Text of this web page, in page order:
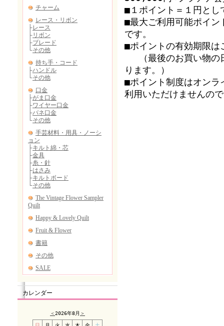
カレンダー
＜2026年8月 ＞
■１ポイント＝１円とし
■最大ご利用可能ポイン
です。
■ポイントの有効期限は
（最後のお買い物の
ります。）
■ポイント制度はオン
利用いただけませんの